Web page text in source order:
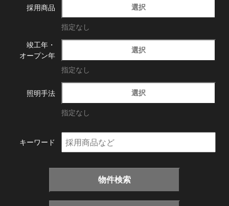
採用商品 選択
指定なし
竣工年・
オープン年
選択
指定なし
照明手法 選択
指定なし
キーワード
物件検索